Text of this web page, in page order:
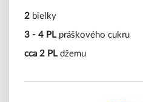
2 bielky
3 - 4 PL práškového cukru
cca 2 PL džemu